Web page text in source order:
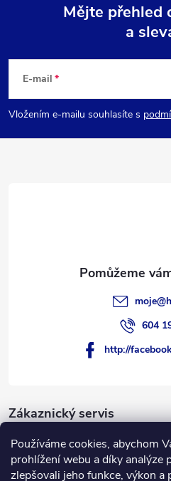
Používáme cookies, abychom
prohlížení webu a díky analýze
zlepšovali jeho funkce, výkon a
p
a
Mějte přehled
a
E-mail
Vložením e-mailu souhlasíte s
Zákaznický servis
Novinky
moje@
604
http://